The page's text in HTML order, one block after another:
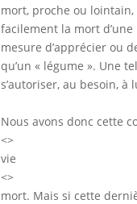
mort, proche ou lointain,
facilement la mort d’une
mesure d’apprécier ou
qu’un « légume ». Une
s’autoriser, au besoin,
Nous avons donc cette
<>
vie
<>
mort. Mais si cette